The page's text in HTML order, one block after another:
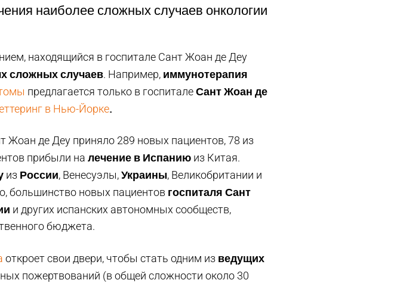
наиболее сложных случаев онкологии
находящийся в госпитале Сант Жоан де Деу
сложных случаев. Например, иммунотерапия
предлагается только в госпиталеСант Жоан де
в Нью-Йорке.
Жоан де Деу приняло 289 новых пациентов, 78 из
прибыли на лечение в Испанию из Китая.
из России, Венесуэлы,Украины, Великобритании и
большинство новых пациентов госпиталя Сант
и других испанских автономных сообществ,
бюджета.
откроет свои двери, чтобы стать одним из ведущих
пожертвований (в общей сложности около 30